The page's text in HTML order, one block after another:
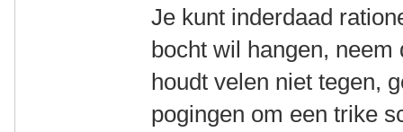
Je kunt inderdaad
bocht wil hangen,
houdt velen niet tegen,
pogingen om een trike